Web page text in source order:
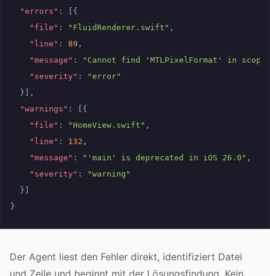
"errors" :
[{
"file" : "FluidRenderer.swift" ,
"line" : 89 ,
"message" :
"Cannot find 'MTLPixelFormat' in scope"
"severity" :
"error"
}],
"warnings" :
[{
"file" : "HomeView.swift" ,
"line" : 132 ,
"message" : "'main' is deprecated in iOS 26.0" ,
"severity" :
"warning"
}]
}
Der Agent liest den Fehler direkt, identifiziert Datei
und Zeile und beginnt mit der Lösungsfindung. Kein